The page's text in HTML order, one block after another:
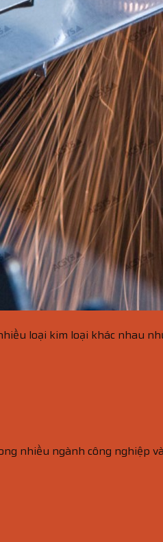
loại kim loại khác nhau
nhiều ngành công nghiệp